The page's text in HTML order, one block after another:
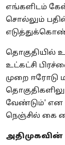
எங்களிடம்
சொல்லும்
தொகுதியில்
உட்கட்சி
முறை ஈரோடு
வேண்டும்' என
நெஞ்சில் கை